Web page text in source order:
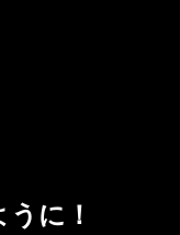
に！